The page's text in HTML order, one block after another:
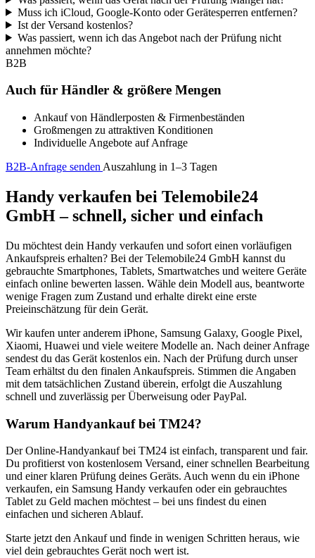
Muss ich iCloud, Google-Konto oder Gerätesperren entfernen?
Ist der Versand kostenlos?
Was passiert, wenn ich das Angebot nach der Prüfung nicht
annehmen möchte?
B2B
Auch für Händler & größere Mengen
Ankauf von Händlerposten & Firmenbeständen
Großmengen zu attraktiven Konditionen
Individuelle Angebote auf Anfrage
B2B-Anfrage senden Auszahlung in 1–3 Tagen
Handy verkaufen bei Telemobile24
GmbH – schnell, sicher und einfach
Du möchtest dein Handy verkaufen und sofort einen vorläufigen
Ankaufspreis erhalten? Bei der Telemobile24 GmbH kannst du
gebrauchte Smartphones, Tablets, Smartwatches und weitere Geräte
einfach online bewerten lassen. Wähle dein Modell aus, beantworte
wenige Fragen zum Zustand und erhalte direkt eine erste
Preieinschätzung für dein Gerät.
Wir kaufen unter anderem iPhone, Samsung Galaxy, Google Pixel,
Xiaomi, Huawei und viele weitere Modelle an. Nach deiner Anfrage
sendest du das Gerät kostenlos ein. Nach der Prüfung durch unser
Team erhältst du den finalen Ankaufspreis. Stimmen die Angaben
mit dem tatsächlichen Zustand überein, erfolgt die Auszahlung
schnell und zuverlässig per Überweisung oder PayPal.
Warum Handyankauf bei TM24?
Der Online-Handyankauf bei TM24 ist einfach, transparent und fair.
Du profitierst von kostenlosem Versand, einer schnellen Bearbeitung
und einer klaren Prüfung deines Geräts. Auch wenn du ein iPhone
verkaufen, ein Samsung Handy verkaufen oder ein gebrauchtes
Tablet zu Geld machen möchtest – bei uns findest du einen
einfachen und sicheren Ablauf.
Starte jetzt den Ankauf und finde in wenigen Schritten heraus, wie
viel dein gebrauchtes Gerät noch wert ist.